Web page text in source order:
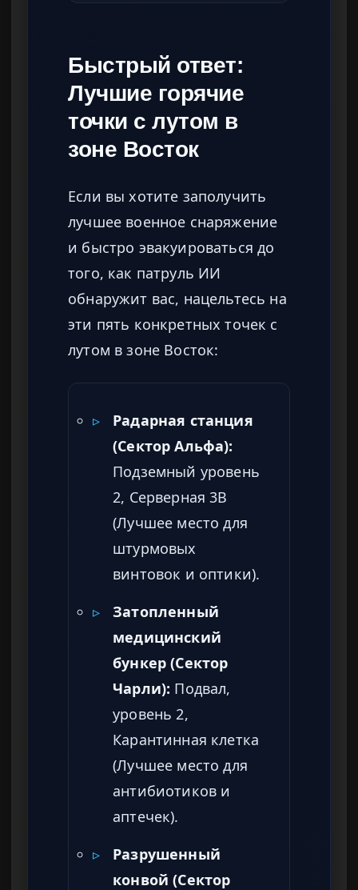
Быстрый ответ:
Лучшие горячие
точки с лутом в
зоне Восток
Если вы хотите заполучить
лучшее военное снаряжение
и быстро эвакуироваться до
того, как патруль ИИ
обнаружит вас, нацельтесь на
эти пять конкретных точек с
лутом в зоне Восток:
▹
Радарная станция
(Сектор Альфа):
Подземный уровень
2, Серверная 3B
(Лучшее место для
штурмовых
винтовок и оптики).
▹
Затопленный
медицинский
бункер (Сектор
Чарли): Подвал,
уровень 2,
Карантинная клетка
(Лучшее место для
антибиотиков и
аптечек).
▹
Разрушенный
конвой (Сектор